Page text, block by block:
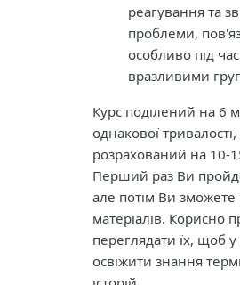
реагування та
проблеми,
особливо під
вразливими
Курс поділений на 6
однакової
розрахований на 10-
Перший раз Ви
але потім Ви
матеріалів. Корисно
переглядати їх, щоб
освіжити знання